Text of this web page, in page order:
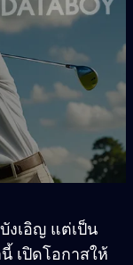
งเอิญ แต่เป็น
เปิดโอกาสให้